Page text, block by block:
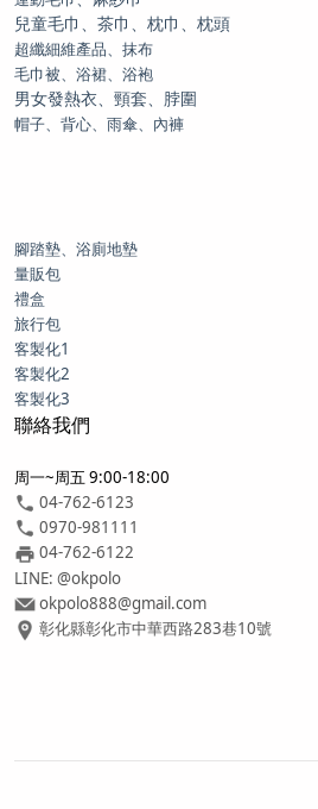
兒童毛巾、茶巾、枕巾、枕頭
超纖細維產品、抹布
毛巾被、浴裙、浴袍
男女發熱衣、頸套、脖圍
帽子、背心、雨傘、內褲
腳踏墊、浴廁地墊
量販包
禮盒
旅行包
客製化1
客製化2
客製化3
聯絡我們
周一~周五 9:00-18:00
04-762-6123
0970-981111
04-762-6122
LINE: @okpolo
okpolo888@gmail.com
彰化縣彰化市中華西路283巷10號